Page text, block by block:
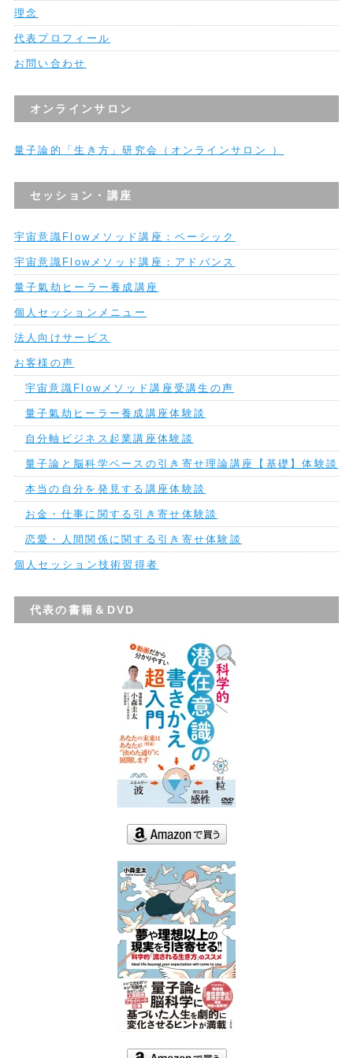
理念
代表プロフィール
お問い合わせ
オンラインサロン
量子論的「生き方」研究会（オンラインサロン ）
セッション・講座
宇宙意識Flowメソッド講座：ベーシック
宇宙意識Flowメソッド講座：アドバンス
量子氣劫ヒーラー養成講座
個人セッションメニュー
法人向けサービス
お客様の声
宇宙意識Flowメソッド講座受講生の声
量子氣劫ヒーラー養成講座体験談
自分軸ビジネス起業講座体験談
量子論と脳科学ベースの引き寄せ理論講座【基礎】体験談
本当の自分を発見する講座体験談
お金・仕事に関する引き寄せ体験談
恋愛・人間関係に関する引き寄せ体験談
個人セッション技術習得者
代表の書籍＆DVD